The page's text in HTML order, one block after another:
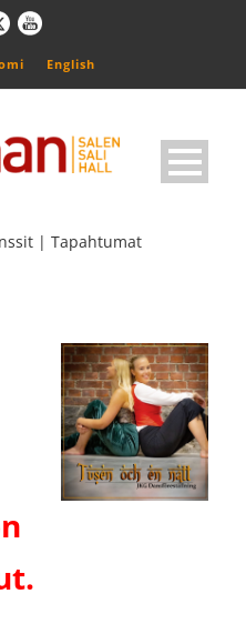
English
| Tapahtumat